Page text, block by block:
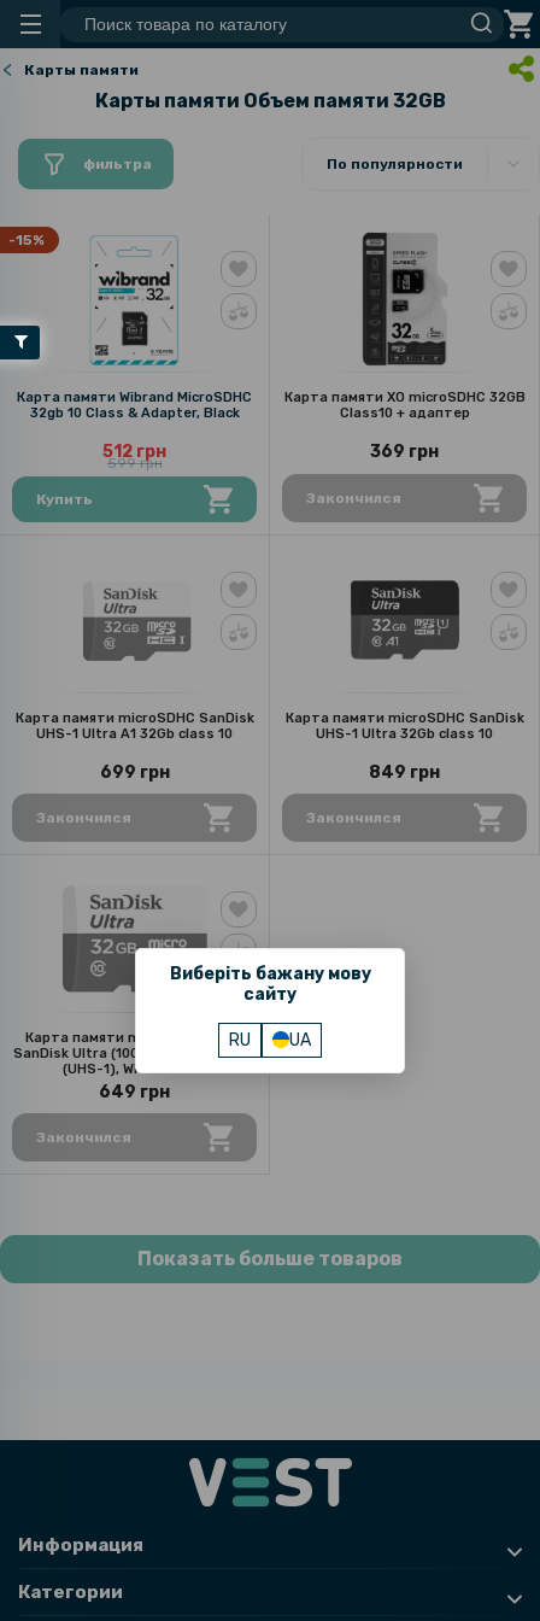
Виберіть бажану мову
сайту
RU UA
Карты памяти
Карты памяти Объем памяти 32GB
фильтра По популярности
-15%
Карта памяти Wibrand MicroSDHC
32gb 10 Class & Adapter, Black
512 грн
599 грн
Купить
Карта памяти XO microSDHC 32GB
Class10 + адаптер
369 грн
Закончился
Карта памяти microSDHC SanDisk
UHS-1 Ultra A1 32Gb class 10
699 грн
Закончился
Карта памяти microSDHC SanDisk
UHS-1 Ultra 32Gb class 10
849 грн
Закончился
Карта памяти microSDHC 32GB
SanDisk Ultra (100 Mb/S) (Class 10)
(UHS-1), White-Silver
649 грн
Закончился
Показать больше товаров
Информация
Категории